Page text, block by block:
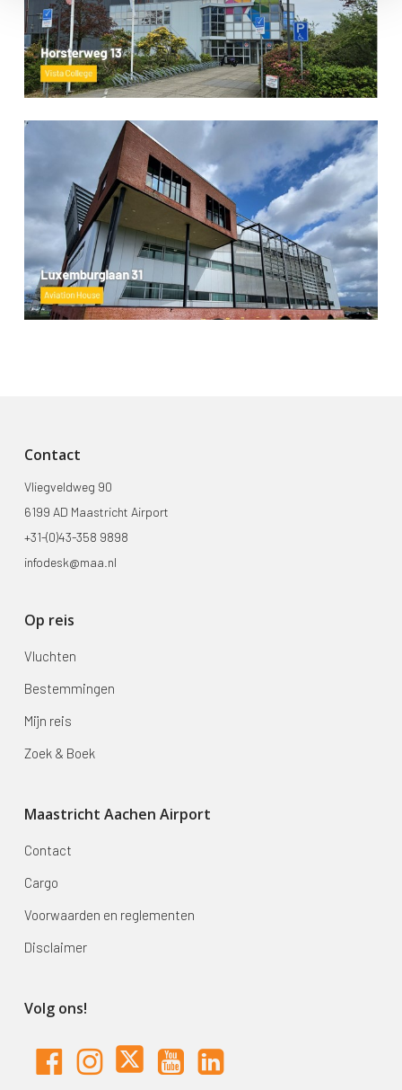
Contact
Vliegveldweg 90
6199 AD Maastricht Airport
+31-(0)43-358 9898
infodesk@maa.nl
Op reis
Vluchten
Bestemmingen
Mijn reis
Zoek & Boek
Maastricht Aachen Airport
Contact
Cargo
Voorwaarden en reglementen
Disclaimer
Volg ons!